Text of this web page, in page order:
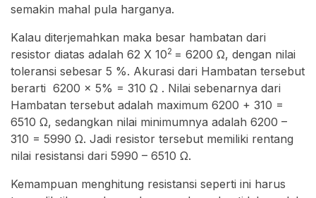
semakin mahal pula harganya.
Kalau diterjemahkan maka besar hambatan dari
resistor diatas adalah 62 X 102 = 6200 Ω, dengan nilai
toleransi sebesar 5 %. Akurasi dari Hambatan tersebut
berarti 6200 x 5% = 310 Ω . Nilai sebenarnya dari
Hambatan tersebut adalah maximum 6200 + 310 =
6510 Ω, sedangkan nilai minimumnya adalah 6200 –
310 = 5990 Ω. Jadi resistor tersebut memiliki rentang
nilai resistansi dari 5990 – 6510 Ω.
Kemampuan menghitung resistansi seperti ini harus